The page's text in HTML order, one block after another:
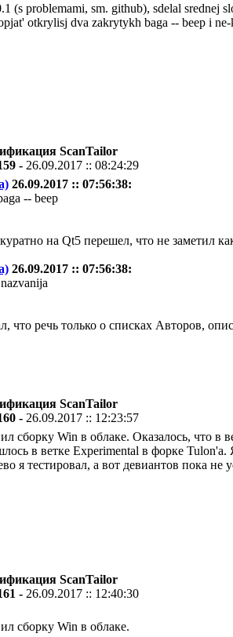
(s problemami, sm. github), sdelal srednej
otkrylisj dva zakrytykh baga -- beep i
ScanTailor
- 26.09.2017 :: 08:24:29
26.09.2017 :: 07:56:38:
-- beep
на Qt5 перешел, что не заметил
26.09.2017 :: 07:56:38:
что речь только о списках Авторов,
ScanTailor
- 26.09.2017 :: 12:23:57
сборку Win в облаке. Оказалось, что в
в ветке Experimental в форке
я тестировал, а вот девиантов пока не
ScanTailor
- 26.09.2017 :: 12:40:30
сборку Win в облаке.